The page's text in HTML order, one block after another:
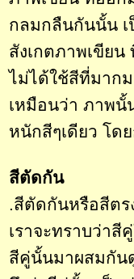
กลมกลืนกันนั้น เ
สังเกตภาพเขีย
ไม่ได้ใช้สีที่มากม
เหมือนว่า ภาพนั้
หนักสีๆเดียว โด
สีตัดกัน
.สีตัดกันหรือสีตร
เราจะทราบว่าสี
สีคู่นั้นมาผสมกัน